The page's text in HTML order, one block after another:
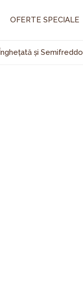
OFERTE SPECIALE
Înghețată și Semifreddo